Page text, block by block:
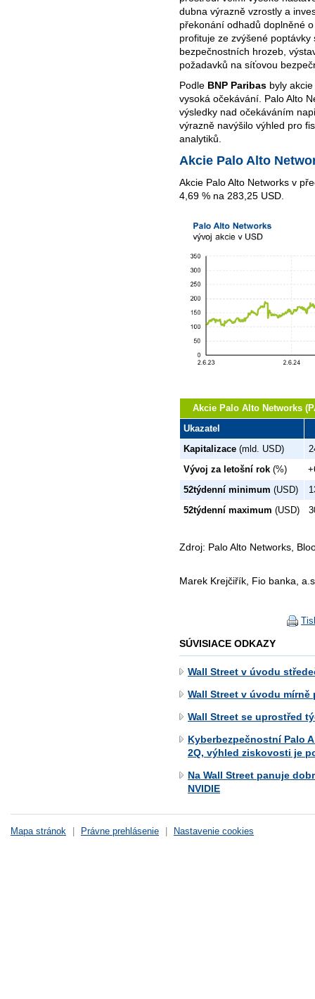
dubna výrazně vzrostly a
překonání odhadů doplněné
profituje ze zvýšené
bezpečnostních hrozeb,
požadavků na síťovou
Podle BNP Paribas byly
vysoká očekávání. Palo Alto
výsledky nad očekáváním
výrazně navýšilo výhled pro
analytiků.
Akcie Palo Alto
Akcie Palo Alto Networks v
4,69 % na 283,25 USD.
Akcie Palo Alto Networks
Ukazatel
Kapitalizace (mld. USD)
Vývoj za letošní rok (%)
52týdenní minimum (USD)
52týdenní maximum (USD)
Zdroj: Palo Alto Networks,
Marek Krejčiřík, Fio banka,
SÚVISIACE ODKAZY
Wall Street v úvodu
Wall Street v úvodu mírně
Wall Street se uprostřed
Kyberbezpečnostní Palo
2Q, výhled ziskovosti je
Na Wall Street panuje
NVIDIE
Mapa stránok | Právne prehlásenie | Nastavenie cookies